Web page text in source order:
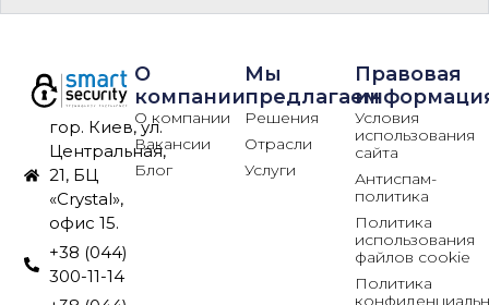
гор. Киев, ул.
Центральная,
21, БЦ
«Crystal»,
офис 15.
+38 (044)
300-11-14
О
компании
О компании
Вакансии
Блог
Мы
предлагаем
Решения
Отрасли
Услуги
Правовая
Условия
использования
сайта
Антиспам-
политика
Политика
использования
файлов cookie
Политика